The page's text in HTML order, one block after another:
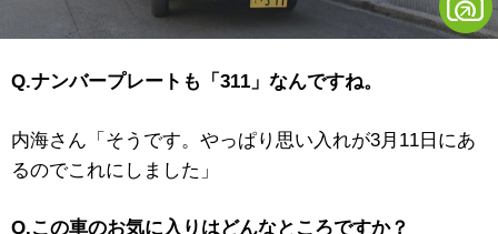
Q.ナンバープレートも「311」なんですね。
内海さん「そうです。やっぱり思い入れが3月11日にあ
るのでこれにしました」
Q.この車のお気に入りはどんなところですか？